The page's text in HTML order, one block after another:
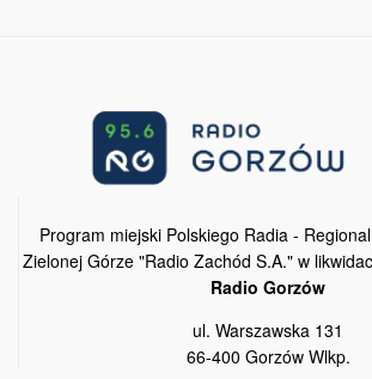
Program miejski Polskiego Radia -
Zielonej Górze "Radio Zachód S.A." w
Radio Gorzów
ul. Warszawska 131
66-400 Gorzów Wlkp.